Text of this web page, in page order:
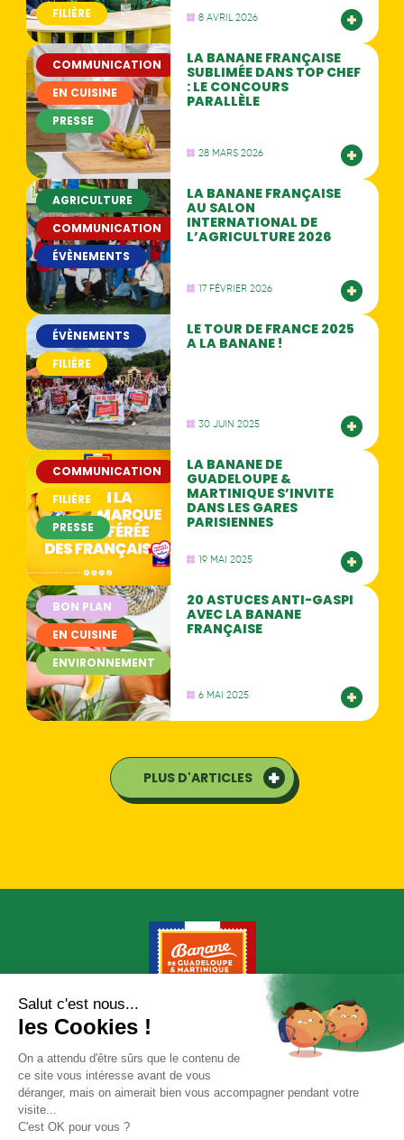
FILIÈRE
8 AVRIL 2026
COMMUNICATION
EN CUISINE
PRESSE
LA BANANE FRANÇAISE
SUBLIMÉE DANS TOP CHEF
: LE CONCOURS
PARALLÈLE
28 MARS 2026
AGRICULTURE
COMMUNICATION
ÉVÈNEMENTS
LA BANANE FRANÇAISE
AU SALON
INTERNATIONAL DE
L’AGRICULTURE 2026
17 FÉVRIER 2026
ÉVÈNEMENTS
FILIÈRE
LE TOUR DE FRANCE 2025
A LA BANANE !
30 JUIN 2025
COMMUNICATION
FILIÈRE
PRESSE
LA BANANE DE
GUADELOUPE &
MARTINIQUE S’INVITE
DANS LES GARES
PARISIENNES
19 MAI 2025
BON PLAN
EN CUISINE
ENVIRONNEMENT
20 ASTUCES ANTI-GASPI
AVEC LA BANANE
FRANÇAISE
6 MAI 2025
PLUS D'ARTICLES
CONTACT